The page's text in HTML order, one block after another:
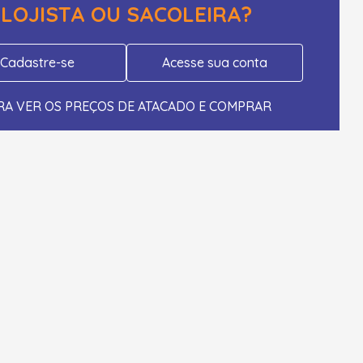
LOJISTA OU SACOLEIRA?
Cadastre-se Acesse sua conta
VER OS PREÇOS DE ATACADO E COMPRAR